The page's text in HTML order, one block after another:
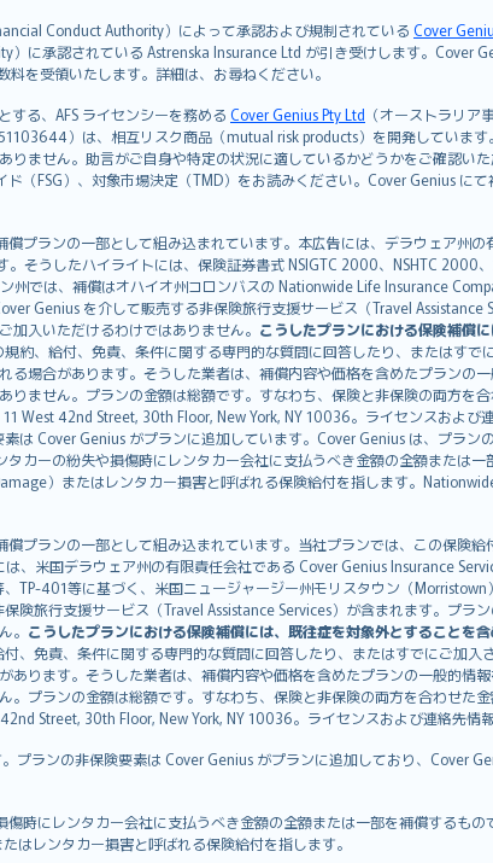
Conduct Authority）によって承認および規制されている Cover
に承認されている Astrenska Insurance Ltd が引き受けします。Cover
を受領いたします。詳細は、お尋ねください。
る、AFS ライセンシーを務める Cover Genius Pty Ltd （オーストラリ
）は、相互リスク商品（mutual risk products）を開発していま
ません。助言がご自身や特定の状況に適しているかどうかをご確認い
（FSG）、対象市場決定（TMD）をお読みください。Cover Genius に
プランの一部として組み込まれています。本広告には、デラウェア州
そうしたハイライトには、保険証券書式 NSIGTC 2000、NSHTC 2000
では、補償はオハイオ州コロンバスの Nationwide Life Insurance
Genius を介して販売する非保険旅行支援サービス（Travel Assistance
入いただけるわけではありません。 こうしたプランにおける保険補償
約、給付、免責、条件に関する専門的な質問に回答したり、またはす
場合があります。そうした業者は、補償内容や価格を含めたプランの
ません。プランの金額は総額です。すなわち、保険と非保険の両方を
West 42nd Street, 30th Floor, New York, NY 10036。ライセンスおよび
は Cover Genius がプランに追加しています。Cover Genius は、プラ
カーの紛失や損傷時にレンタカー会社に支払うべき金額の全額または
）またはレンタカー損害と呼ばれる保険給付を指します。
プランの一部として組み込まれています。当社プランでは、この保険
、米国デラウェア州の有限責任会社である Cover Genius Insurance
TP-401等に基づく、米国ニュージャージー州モリスタウン（
旅行支援サービス（Travel Assistance Services）が含まれます。プラ
。 こうしたプランにおける保険補償には、既往症を対象外とすることを
、免責、条件に関する専門的な質問に回答したり、またはすでにご加
ります。そうした業者は、補償内容や価格を含めたプランの一般的情
プランの金額は総額です。すなわち、保険と非保険の両方を合わせた
Street, 30th Floor, New York, NY 10036。ライセンスおよび連絡先情
プランの非保険要素は Cover Genius がプランに追加しており、Cover
時にレンタカー会社に支払うべき金額の全額または一部を補償するも
はレンタカー損害と呼ばれる保険給付を指します。